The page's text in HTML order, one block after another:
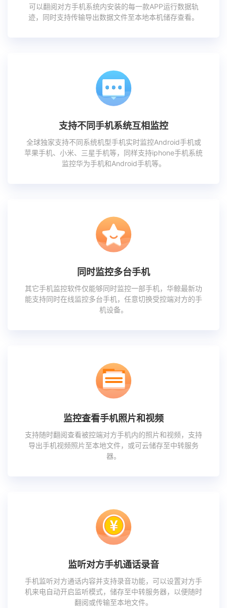
可以翻阅对方手机系统内安装的每一款APP运行数据轨
迹，同时支持传输导出数据文件至本地本机储存查看。
支持不同手机系统互相监控
全球独家支持不同系统机型手机实时监控Android手机或
苹果手机、小米、三星手机等，同样支持iphone手机系统
监控华为手机和Android手机等。
同时监控多台手机
其它手机监控软件仅能够同时监控一部手机，华鲸最新功
能支持同时在线监控多台手机，任意切换受控端对方的手
机设备。
监控查看手机照片和视频
支持随时翻阅查看被控端对方手机内的照片和视频，支持
导出手机视频照片至本地文件，或可云储存至中转服务
器。
监听对方手机通话录音
手机监听对方通话内容并支持录音功能，可以设置对方手
机来电自动开启监听模式，储存至中转服务器，以便随时
翻阅或传输至本地文件。